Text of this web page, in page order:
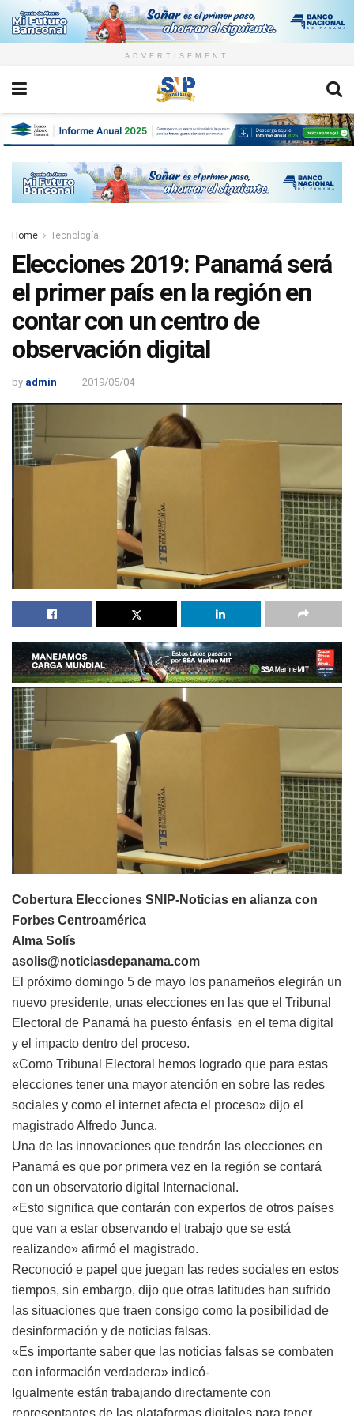
ADVERTISEMENT
Home Tecnología
Elecciones 2019: Panamá será
el primer país en la región en
contar con un centro de
observación digital
by admin 2019/05/04
Cobertura Elecciones SNIP-Noticias en alianza con
Forbes Centroamérica
Alma Solís
asolis@noticiasdepanama.com
El próximo domingo 5 de mayo los panameños elegirán un
nuevo presidente, unas elecciones en las que el Tribunal
Electoral de Panamá ha puesto énfasis en el tema digital
y el impacto dentro del proceso.
«Como Tribunal Electoral hemos logrado que para estas
elecciones tener una mayor atención en sobre las redes
sociales y como el internet afecta el proceso» dijo el
magistrado Alfredo Junca.
Una de las innovaciones que tendrán las elecciones en
Panamá es que por primera vez en la región se contará
con un observatorio digital Internacional.
«Esto significa que contarán con expertos de otros países
que van a estar observando el trabajo que se está
realizando» afirmó el magistrado.
Reconoció e papel que juegan las redes sociales en estos
tiempos, sin embargo, dijo que otras latitudes han sufrido
las situaciones que traen consigo como la posibilidad de
desinformación y de noticias falsas.
«Es importante saber que las noticias falsas se combaten
con información verdadera» indicó-
Igualmente están trabajando directamente con
representantes de las plataformas digitales para tener